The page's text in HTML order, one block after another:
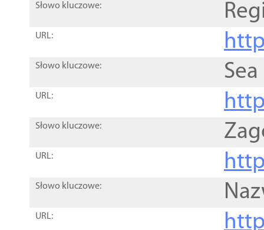
Słowo kluczowe:
URL:
Słowo kluczowe:
URL:
Słowo kluczowe:
URL:
Słowo kluczowe:
URL: